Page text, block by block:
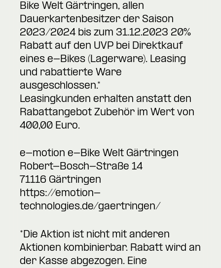
Bike Welt Gärtringen, allen
Dauerkartenbesitzer der Saison
2023/2024 bis zum 31.12.2023 20%
Rabatt auf den UVP bei Direktkauf
eines e-Bikes (Lagerware). Leasing
und rabattierte Ware
ausgeschlossen.*
Leasingkunden erhalten anstatt den
Rabattangebot Zubehör im Wert von
400,00 Euro.
e-motion e-Bike Welt Gärtringen
Robert-Bosch-Straße 14
71116 Gärtringen
https://emotion-
technologies.de/gaertringen/
*Die Aktion ist nicht mit anderen
Aktionen kombinierbar. Rabatt wird an
der Kasse abgezogen. Eine